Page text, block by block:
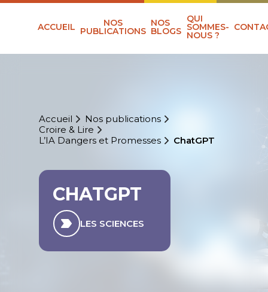
ACCUEIL NOS
PUBLICATIONS
NOS
BLOGS
QUI
SOMMES-
NOUS ?
Accueil
Nos publications
Croire & Lire
L’IA Dangers et Promesses
ChatGPT
CHATGPT
LES SCIENCES